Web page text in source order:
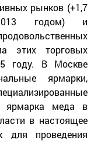
рынков (+1,7
годом) и
этих торговых
году. В Москве
ярмарки,
меда в
в настоящее
для проведения